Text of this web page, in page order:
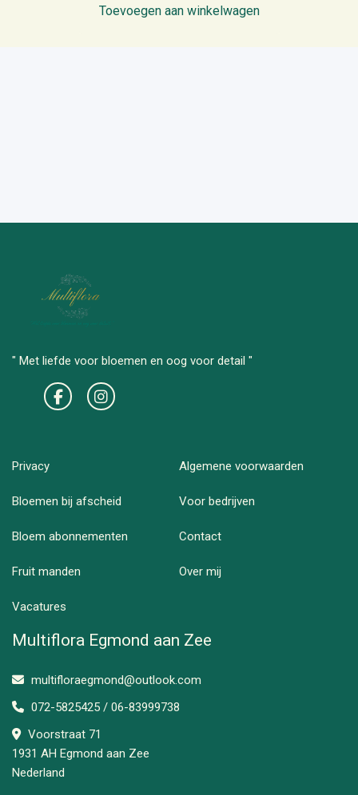
Toevoegen aan winkelwagen
" Met liefde voor bloemen en oog voor detail "
Privacy Algemene voorwaarden
Bloemen bij afscheid Voor bedrijven
Bloem abonnementen Contact
Fruit manden Over mij
Vacatures
Multiflora Egmond aan Zee
multifloraegmond@outlook.com
072-5825425 / 06-83999738
Voorstraat 71
1931 AH Egmond aan Zee
Nederland